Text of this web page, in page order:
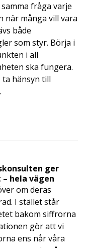
fråga varje
när många vill vara
både
som styr. Börja i
i all
ska fungera.
ta hänsyn till
ger
hela vägen
om deras
I stället står
bakom siffrorna
gör att vi
ens når våra